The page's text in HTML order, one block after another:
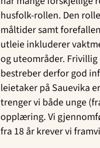
husfolk-rollen. Den
måltider samt
utleie inkluderer
og uteområder.
bestreber derfor god
leietaker på Sauevika
trenger vi både unge
opplæring. Vi
fra 18 år krever vi